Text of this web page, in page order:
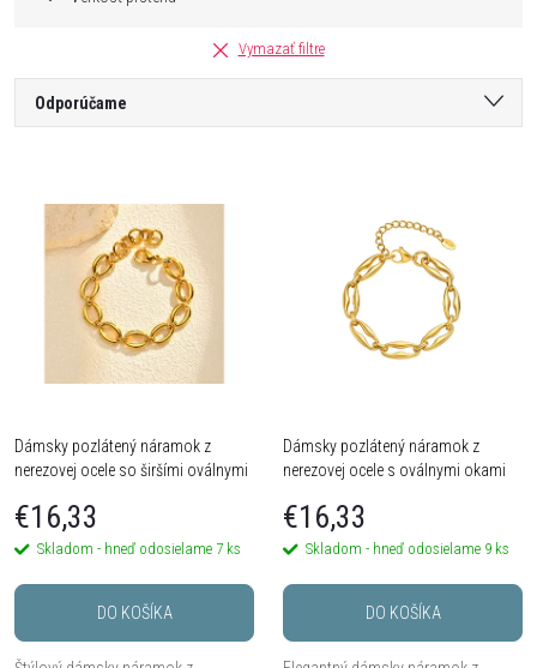
Vymazať filtre
R
e
p
r
o
Odporúčame
Najpredávanejšie
Abecedne
s
p
r
Dámsky pozlátený náramok z
nerezovej ocele so širšími oválnymi
€16,33
Skladom - hneď odosielame 7 ks
DO KOŠÍKA
Dámsky pozlátený náramok z
nerezovej ocele s oválnymi okami
€16,33
Skladom - hneď odosielame 9 ks
DO KOŠÍKA